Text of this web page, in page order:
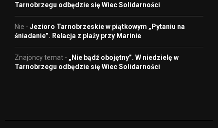
Tarnobrzegu odbędzie się Wiec Solidarności
Nie - Jezioro Tarnobrzeskie w piątkowym „Pytaniu na
śniadanie”. Relacja z plaży przy Marinie
Znajoncy temat - „Nie bądź obojętny”. W niedzielę w
Tarnobrzegu odbędzie się Wiec Solidarności